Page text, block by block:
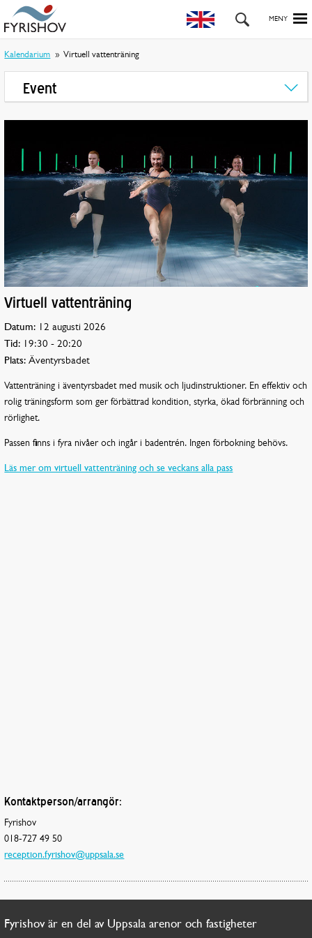
Kalendarium Virtuell vattenträning
Event
Virtuell vattenträning
Datum: 12 augusti 2026
Tid: 19:30 - 20:20
Plats: Äventyrsbadet
Vattenträning i äventyrsbadet med musik och ljudinstruktioner. En effektiv och
rolig träningsform som ger förbättrad kondition, styrka, ökad förbränning och
rörlighet.
Passen finns i fyra nivåer och ingår i badentrén. Ingen förbokning behövs.
Läs mer om virtuell vattenträning och se veckans alla pass
Kontaktperson/arrangör:
Fyrishov
018-727 49 50
reception.fyrishov@uppsala.se
Fyrishov är en del av Uppsala arenor och fastigheter